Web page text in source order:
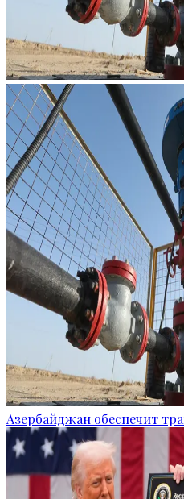
Азербайджан обеспечит